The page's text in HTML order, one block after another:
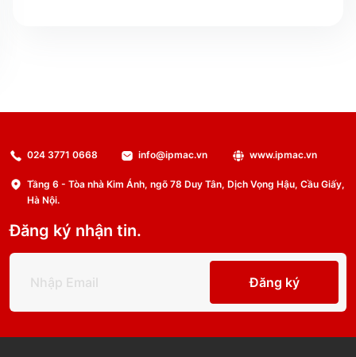
024 3771 0668 info@ipmac.vn www.ipmac.vn
Tầng 6 - Tòa nhà Kim Ánh, ngõ 78 Duy Tân, Dịch Vọng Hậu, Cầu Giấy,
Hà Nội.
Đăng ký nhận tin.
Đăng ký